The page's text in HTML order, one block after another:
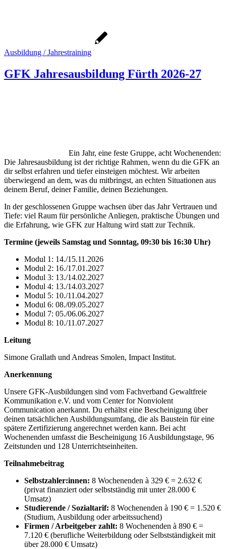
Ausbildung / Jahrestraining
GFK Jahresausbildung Fürth 2026-27
Ein Jahr, eine feste Gruppe, acht Wochenenden:
Die Jahresausbildung ist der richtige Rahmen, wenn du die GFK an
dir selbst erfahren und tiefer einsteigen möchtest. Wir arbeiten
überwiegend an dem, was du mitbringst, an echten Situationen aus
deinem Beruf, deiner Familie, deinen Beziehungen.
In der geschlossenen Gruppe wachsen über das Jahr Vertrauen und
Tiefe: viel Raum für persönliche Anliegen, praktische Übungen und
die Erfahrung, wie GFK zur Haltung wird statt zur Technik.
Termine (jeweils Samstag und Sonntag, 09:30 bis 16:30 Uhr)
Modul 1: 14./15.11.2026
Modul 2: 16./17.01.2027
Modul 3: 13./14.02.2027
Modul 4: 13./14.03.2027
Modul 5: 10./11.04.2027
Modul 6: 08./09.05.2027
Modul 7: 05./06.06.2027
Modul 8: 10./11.07.2027
Leitung
Simone Grallath und Andreas Smolen, Impact Institut.
Anerkennung
Unsere GFK-Ausbildungen sind vom Fachverband Gewaltfreie
Kommunikation e.V. und vom Center for Nonviolent
Communication anerkannt. Du erhältst eine Bescheinigung über
deinen tatsächlichen Ausbildungsumfang, die als Baustein für eine
spätere Zertifizierung angerechnet werden kann. Bei acht
Wochenenden umfasst die Bescheinigung 16 Ausbildungstage, 96
Zeitstunden und 128 Unterrichtseinheiten.
Teilnahmebeitrag
Selbstzahler:innen: 8 Wochenenden à 329 € = 2.632 €
(privat finanziert oder selbstständig mit unter 28.000 €
Umsatz)
Studierende / Sozialtarif: 8 Wochenenden à 190 € = 1.520 €
(Studium, Ausbildung oder arbeitssuchend)
Firmen / Arbeitgeber zahlt: 8 Wochenenden à 890 € =
7.120 € (berufliche Weiterbildung oder Selbstständigkeit mit
über 28.000 € Umsatz)